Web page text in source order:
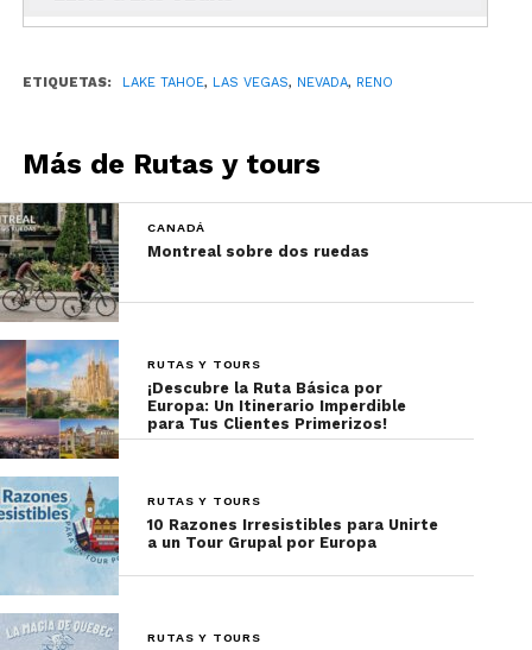
rafting por el Cañón Negro del Río Colorado o
helicóptero.
Más información del programa:Viaje: Escapate a
Las Vegas MT-42761 (megatravel.com.mx)
Todos los programas de Mega Travel incluyen:
Vuelo redondo y alojamiento.
ETIQUETAS: LAKE TAHOE, LAS VEGAS, NEVADA, RENO
Más de Rutas y tours
CANADÁ
Montreal sobre dos ruedas
RUTAS Y TOURS
¡Descubre la Ruta Básica por
Europa: Un Itinerario Imperdible
para Tus Clientes Primerizos!
RUTAS Y TOURS
10 Razones Irresistibles para Unirte
a un Tour Grupal por Europa
RUTAS Y TOURS